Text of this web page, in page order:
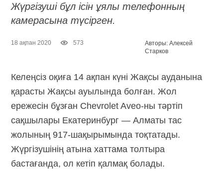
Жүргізуші бұл ісін ұялы телефонның
камерасына түсірген.
18 ақпан 2020 573
Авторы: Алексей
Старков
Келеңсіз оқиға 14 ақпан күні Жақсы ауданына
қарасты Жақсы ауылында болған. Жол
ережесін бұзған Chevrolet Aveo-ны тәртіп
сақшылары Екатеринбург — Алматы тас
жолының 917-шақырымында тоқтатады.
Жүргізушінің атына хаттама толтыра
бастағанда, ол кетіп қалмақ болады.